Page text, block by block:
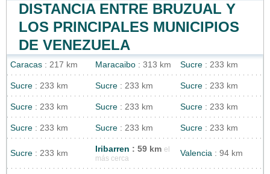
DISTANCIA ENTRE BRUZUAL Y
LOS PRINCIPALES MUNICIPIOS
DE VENEZUELA
Caracas : 217 km Maracaibo : 313 km Sucre : 233 km
Sucre : 233 km Sucre : 233 km Sucre : 233 km
Sucre : 233 km Sucre : 233 km Sucre : 233 km
Sucre : 233 km Sucre : 233 km Sucre : 233 km
Sucre : 233 km Iribarren : 59 km el
más cerca
Valencia : 94 km